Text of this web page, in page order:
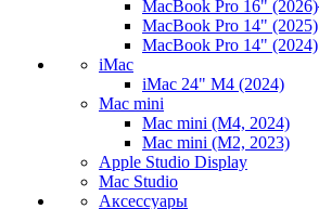
MacBook Pro 16" (2026)
MacBook Pro 14" (2025)
MacBook Pro 14" (2024)
iMac
iMac 24" M4 (2024)
Mac mini
Mac mini (M4, 2024)
Mac mini (M2, 2023)
Apple Studio Display
Mac Studio
Аксессуары